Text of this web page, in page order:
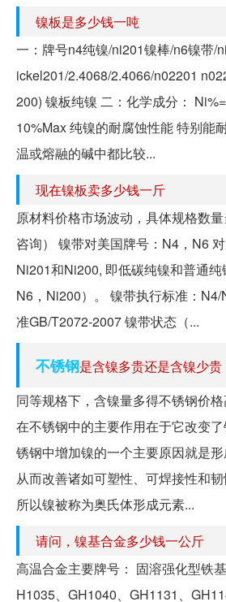
镍板是多少钱一吨
一：牌号n4纯镍/ni201镍棒/n6镍带/
ickel201/2.4068/2.4066/n02201
200) 镍板纯镍 二：化学成分：
10%Max 纯镍的耐腐蚀性能 特别能
温或熔融的碱中都比较...
现在镍板卖多少钱一斤
原材料价格市场波动，具体规格数
咨询） 镍带对美国牌号：N4，N6
Ni201和Ni200, 即低碳纯镍和普通纯
N6，Ni200）。 镍带执行标准：
准GB/T2072-2007 镍带状态（...
不锈钢是含镍多贵还是含镍少贵
同等规格下，含镍量多得不锈钢价
在不锈钢中的主要作用在于它改变
锈钢中增加镍的一个主要原因就是形
从而改善诸如可塑性、可焊接性和
所以镍被称为奥氏体形成元素...
请问，镍基合金多少钱一公斤
高温合金主要牌号： 固溶强化型铁
H1035、GH1040、GH1131、